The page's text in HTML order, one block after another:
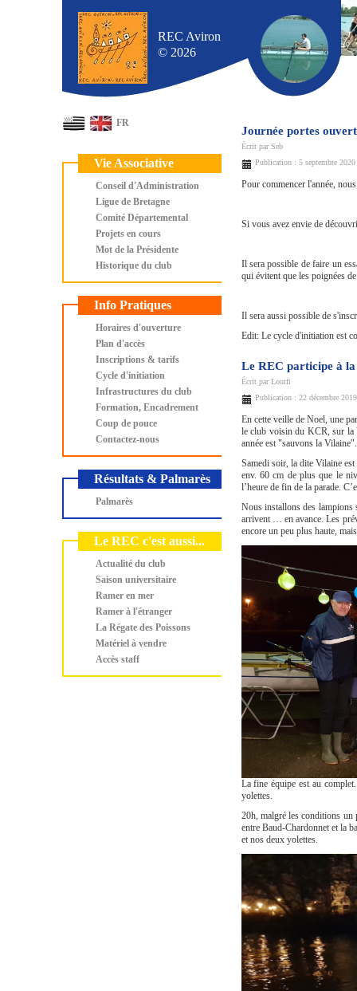
REC Aviron
© 2026
Journée portes
Écrit parSeb
Publication : 5 septembre 2020
Pour commencer l'année,
Si vous avez envie de
Il sera possible de faire un
qui évitent que les poignées
Il sera aussi possible de
Edit: Le cycle d'initiation est
Le REC participe à
Écrit parLoutfi
Publication : 22 décembre 2019
En cette veille de Noel, une
le club voisin du KCR, sur la
année est "sauvons la Vilaine".
Samedi soir, la dite Vilaine est
env. 60 cm de plus que le
l’heure de fin de la parade.
Nous installons des lampions
arrivent … en avance. Les
encore un peu plus haute,
La fine équipe est au
yolettes.
20h, malgré les conditions un
entre Baud-Chardonnet et la
et nos deux yolettes.
FR
Vie Associative
Conseil d'Administration
Ligue de Bretagne
Comité Départemental
Projets en cours
Mot de la Présidente
Historique du club
Info Pratiques
Horaires d'ouverture
Plan d'accès
Inscriptions & tarifs
Cycle d'initiation
Infrastructures du club
Formation, Encadrement
Coup de pouce
Contactez-nous
Résultats & Palmarès
Palmarès
Le REC c'est aussi...
Actualité du club
Saison universitaire
Ramer en mer
Ramer à l'étranger
La Régate des Poissons
Matériel à vendre
Accès staff